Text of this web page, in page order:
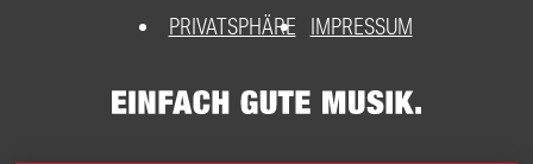
PRIVATSPHÄRE
IMPRESSUM